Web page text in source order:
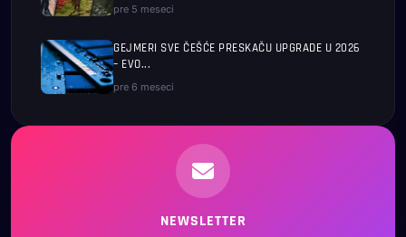
pre 5 meseci
GEJMERI SVE ČEŠĆE PRESKAČU UPGRADE U 2026
– EVO...
pre 6 meseci
NEWSLETTER